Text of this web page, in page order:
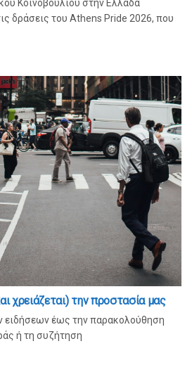
Κοινοβουλίου στην Ελλάδα
δράσεις του Athens Pride 2026, που
χρειάζεται) την προστασία μας
ειδήσεων έως την παρακολούθηση
ή τη συζήτηση